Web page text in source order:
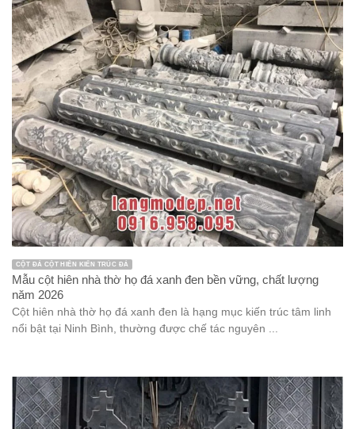
CỘT ĐÁ CỘT HIÊN KIẾN TRÚC ĐÁ
Mẫu cột hiên nhà thờ họ đá xanh đen bền vững, chất lượng
năm 2026
Cột hiên nhà thờ họ đá xanh đen là hạng mục kiến trúc tâm linh
nổi bật tại Ninh Bình, thường được chế tác nguyên ...